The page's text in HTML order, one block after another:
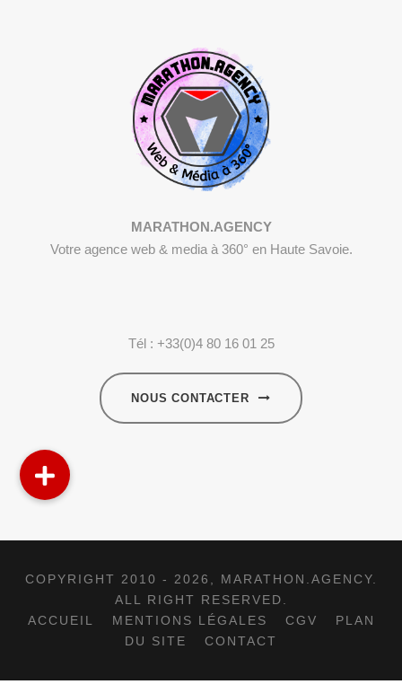
MARATHON.AGENCY
Votre agence web & media à 360° en Haute Savoie.
Tél : +33(0)4 80 16 01 25
NOUS CONTACTER
COPYRIGHT 2010 - 2026, MARATHON.AGENCY.
ALL RIGHT RESERVED.
ACCUEIL
MENTIONS LÉGALES CGV
PLAN
DU SITE
CONTACT